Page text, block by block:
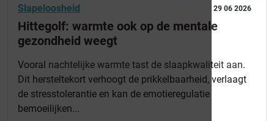
29 06 2026
Slapeloosheid
Hittegolf: warmte ook op de mentale
gezondheid weegt
Vooral nachtelijke warmte tast de slaapkwaliteit aan.
Dit hersteltekort verhoogt de prikkelbaarheid, verlaagt
de stresstolerantie en kan de emotieregulatie
bemoeilijken...